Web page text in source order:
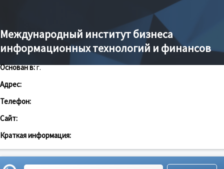
Международный институт бизнеса
информационных технологий и финансов
Основан в:г.
Адрес:
Телефон:
Сайт:
Краткая информация: